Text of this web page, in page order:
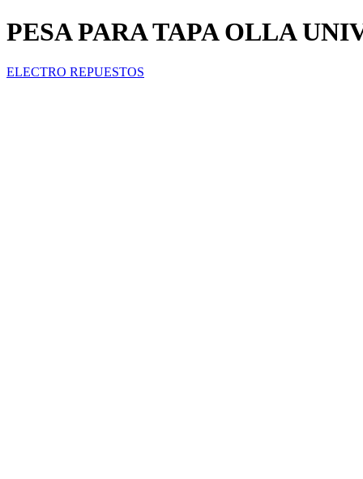
PESA PARA TAPA OLLA
ELECTRO REPUESTOS